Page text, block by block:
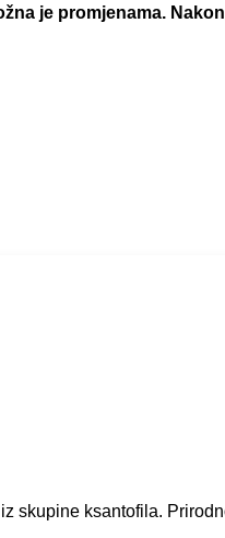
je promjenama.
skupine ksantofila.